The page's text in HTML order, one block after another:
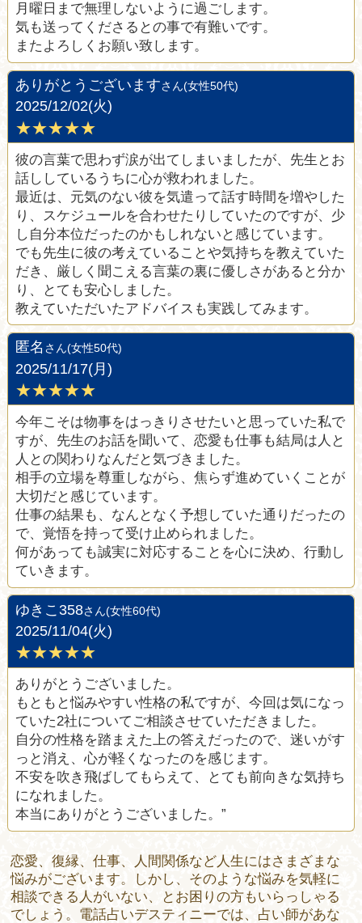
月曜日まで無理しないように過ごします。
気も送ってくださるとの事で有難いです。
またよろしくお願い致します。
ありがとうございますさん(女性50代)
2025/12/02(火)
★★★★★
彼の言葉で思わず涙が出てしまいましたが、先生とお
話ししているうちに心が救われました。
最近は、元気のない彼を気遣って話す時間を増やした
り、スケジュールを合わせたりしていたのですが、少
し自分本位だったのかもしれないと感じています。
でも先生に彼の考えていることや気持ちを教えていた
だき、厳しく聞こえる言葉の裏に優しさがあると分か
り、とても安心しました。
教えていただいたアドバイスも実践してみます。
匿名 さん(女性50代)
2025/11/17(月)
★★★★★
今年こそは物事をはっきりさせたいと思っていた私で
すが、先生のお話を聞いて、恋愛も仕事も結局は人と
人との関わりなんだと気づきました。
相手の立場を尊重しながら、焦らず進めていくことが
大切だと感じています。
仕事の結果も、なんとなく予想していた通りだったの
で、覚悟を持って受け止められました。
何があっても誠実に対応することを心に決め、行動し
ていきます。
ゆきこ358さん(女性60代)
2025/11/04(火)
★★★★★
ありがとうございました。
もともと悩みやすい性格の私ですが、今回は気になっ
ていた2社についてご相談させていただきました。
自分の性格を踏まえた上の答えだったので、迷いがす
っと消え、心が軽くなったのを感じます。
不安を吹き飛ばしてもらえて、とても前向きな気持ち
になれました。
本当にありがとうございました。”
恋愛、復縁、仕事、人間関係など人生にはさまざまな
悩みがございます。しかし、そのような悩みを気軽に
相談できる人がいない、とお困りの方もいらっしゃる
でしょう。電話占いデスティニーでは、占い師があな